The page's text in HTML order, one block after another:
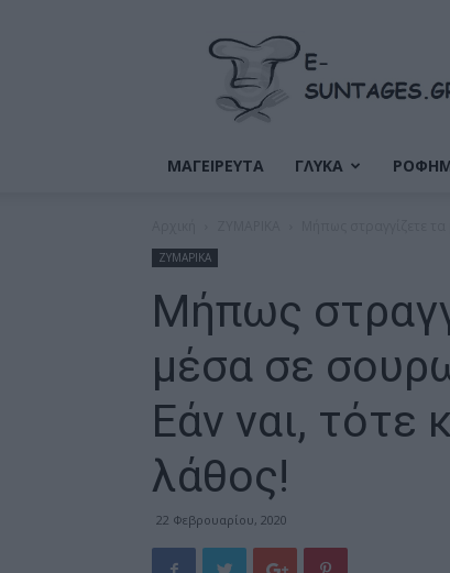
Ε-
Συνταγές
ΜΑΓΕΙΡΕΥΤΑ ΓΛΥΚΑ
ΖΥΜΑΡΙΚΑ
Μήπως
μέσα σε
Εάν ναι, τότε
λάθος!
22 Φεβρουαρίου, 2020